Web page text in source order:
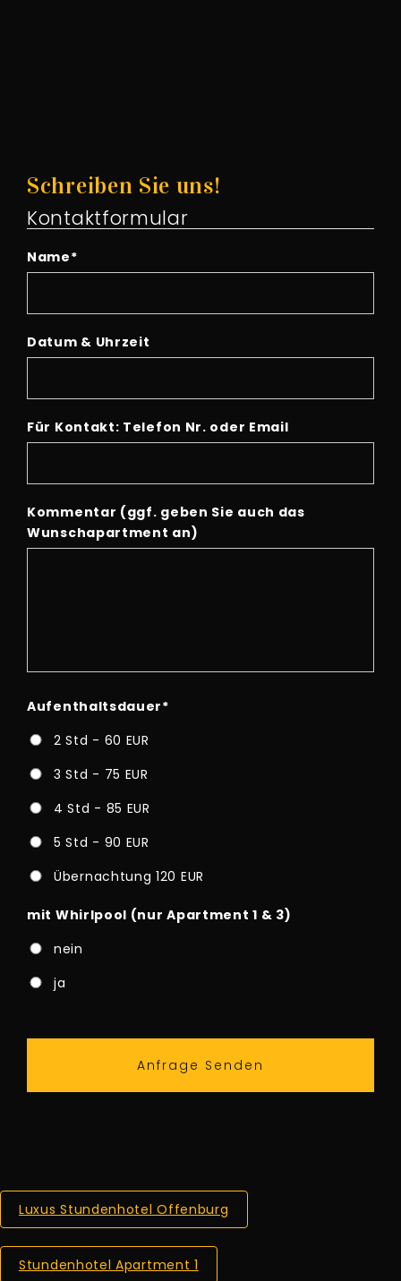
Schreiben Sie uns!
Kontaktformular
Name*
Datum & Uhrzeit
Für Kontakt: Telefon Nr. oder Email
Kommentar (ggf. geben Sie auch das
Wunschapartment an)
Aufenthaltsdauer*
2 Std - 60 EUR
3 Std - 75 EUR
4 Std - 85 EUR
5 Std - 90 EUR
Übernachtung 120 EUR
mit Whirlpool (nur Apartment 1 & 3)
nein
ja
Luxus Stundenhotel Offenburg
Stundenhotel Apartment 1